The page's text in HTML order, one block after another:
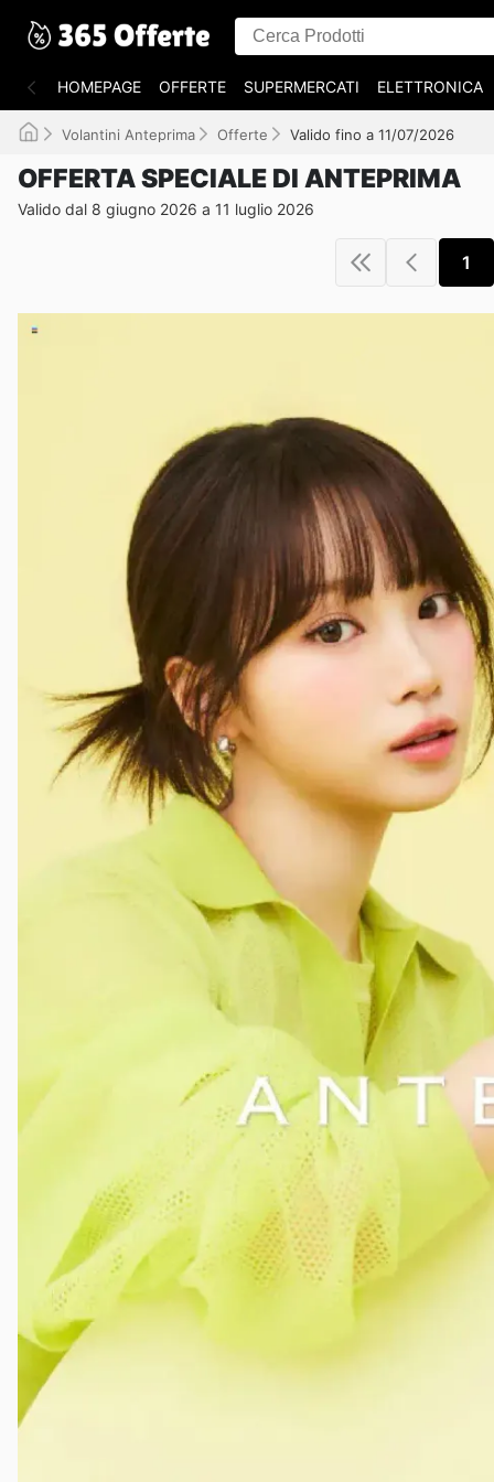
HOMEPAGE OFFERTE SUPERMERCATI ELETTRONICA
Volantini Anteprima Offerte Valido fino a 11/07/2026
OFFERTA SPECIALE DI ANTEPRIMA
Valido dal 8 giugno 2026 a 11 luglio 2026
1